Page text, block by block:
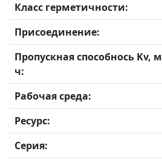
Класс герметичности:
Присоединение:
Пропускная способнось Kv,
ч:
Рабочая среда:
Ресурс:
Серия: